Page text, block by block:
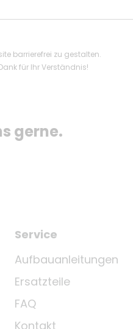
barrierefrei zu gestalten.
für Ihr Verständnis!
gerne.
Service
Aufbauanleitungen
Ersatzteile
FAQ
Kontakt